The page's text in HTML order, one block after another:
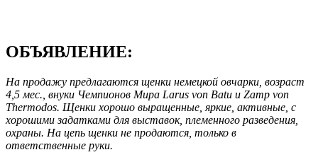
ОБЪЯВЛЕНИЕ:
На продажу предлагаются щенки немецкой овчарки, возраст
4,5 мес., внуки Чемпионов Мира Larus von Batu и Zamp von
Thermodos. Щенки хорошо выращенные, яркие, активные, с
хорошими задатками для выставок, племенного разведения,
охраны. На цепь щенки не продаются, только в
ответственные руки.